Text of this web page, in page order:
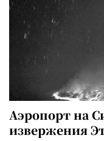
Аэропорт на
извержения